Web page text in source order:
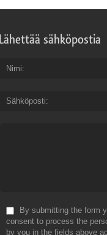
Lähettää sähköpostia
Nimi
Sähköposti
By submitting the form
consent to process the
by you in the fields above